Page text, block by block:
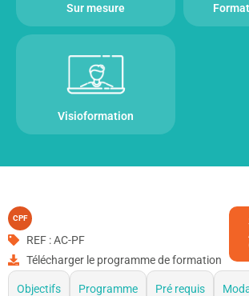
Sur mesure
Visioformation
CPF
REF : AC-PF
Télécharger le programme de formation
Objectifs Programme Pré requis